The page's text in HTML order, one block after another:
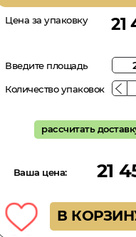
Цена за упаковку 21
Введите площадь
Количество упаковок
рассчитать
Ваша цена: 21
В